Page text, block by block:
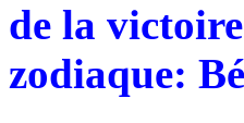
de la
zodiaque: